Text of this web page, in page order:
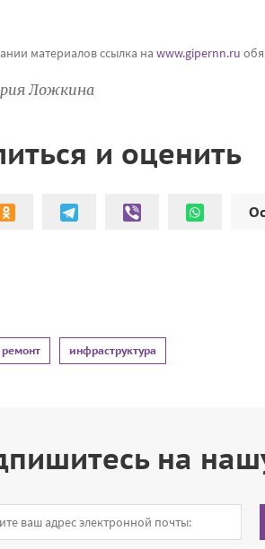
материалов ссылка на www.gipernn.ru
Ложкина
и оценить
инфраструктура
на